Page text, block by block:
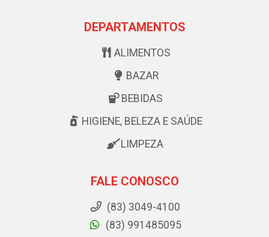
DEPARTAMENTOS
ALIMENTOS
BAZAR
BEBIDAS
HIGIENE, BELEZA E SAÚDE
LIMPEZA
FALE CONOSCO
(83) 3049-4100
(83) 991485095